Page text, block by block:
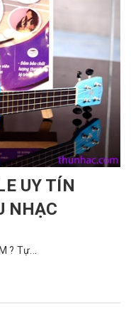
UY TÍN
NHẠC
? Tự...